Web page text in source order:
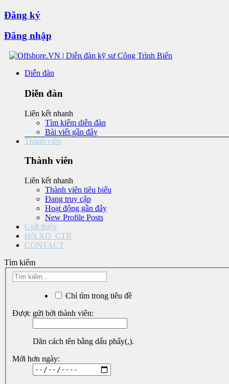
Đăng ký
Đăng nhập
Diễn đàn
Diễn đàn
Liên kết nhanh
Tìm kiếm diễn đàn
Bài viết gần đây
Thành viên
Thành viên
Liên kết nhanh
Thành viên tiêu biểu
Đang truy cập
Hoạt động gần đây
New Profile Posts
Giới thiệu
Hội XD_CTB
CONTACT
Tìm kiếm
Chỉ tìm trong tiêu đề
Được gửi bởi thành viên:
Dãn cách tên bằng dấu phẩy(,).
Mới hơn ngày: